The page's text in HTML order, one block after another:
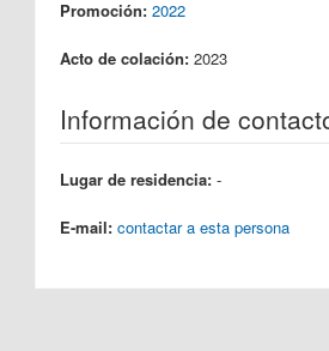
Promoción: 2022
Acto de colación: 2023
Información de
Lugar de residencia: -
E-mail: contactar a esta persona